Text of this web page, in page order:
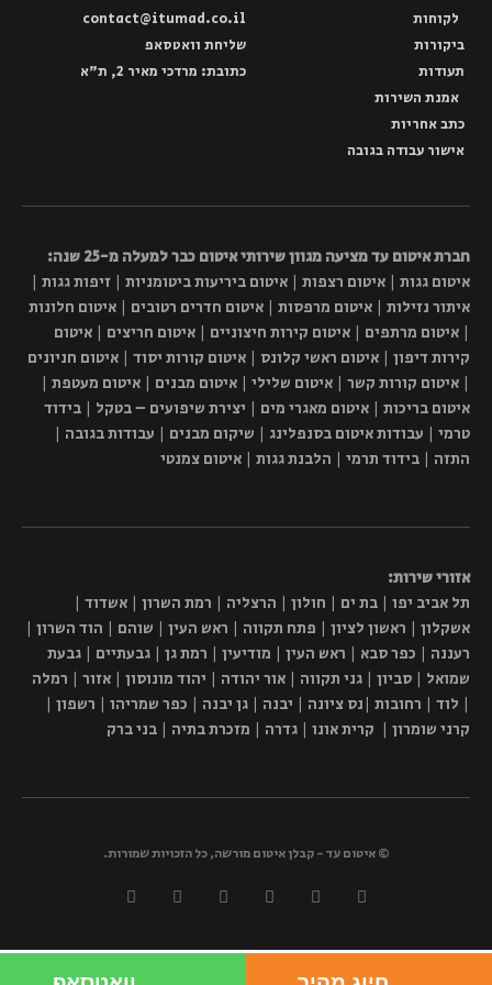
לקוחות
ביקורות
תעודות
אמנת השירות
כתב אחריות
אישור עבודה בגובה
contact@itumad.co.il
שליחת וואטסאפ
כתובת: מרדכי מאיר 2, ת"א
חברת איטום עד מציעה מגוון שירותי איטום כבר למעלה מ-25 שנה:
איטום גגות | איטום רצפות | איטום ביריעות ביטומניות | זיפות גגות |
איתור נזילות | איטום מרפסות | איטום חדרים רטובים | איטום חלונות
| איטום מרתפים | איטום קירות חיצוניים | איטום חריצים | איטום
קירות דיפון | איטום ראשי קלונס | איטום קורות יסוד | איטום חניונים
| איטום קורות קשר | איטום שלילי | איטום מבנים | איטום מעטפת |
איטום בריכות | איטום מאגרי מים | יצירת שיפועים – בטקל | בידוד
טרמי | עבודות איטום בסנפלינג | שיקום מבנים | עבודות בגובה |
התזה | בידוד תרמי | הלבנת גגות | איטום צמנטי
אזורי שירות:
תל אביב יפו | בת ים | חולון | הרצליה | רמת השרון | אשדוד |
אשקלון | ראשון לציון | פתח תקווה | ראש העין | שוהם | הוד השרון |
רעננה | כפר סבא | ראש העין | מודיעין | רמת גן | גבעתיים | גבעת
שמואל | סביון | גני תקווה | אור יהודה | יהוד מונוסון | אזור | רמלה
| לוד | רחובות |נס ציונה | יבנה | גן יבנה | כפר שמריהו | רשפון |
קרני שומרון | קרית אונו | גדרה | מזכרת בתיה | בני ברק
© איטום עד - קבלן איטום מורשה, כל הזכויות שמורות.